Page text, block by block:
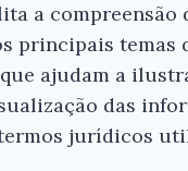
a compreensão
principais temas
ajudam a
das
jurídicos